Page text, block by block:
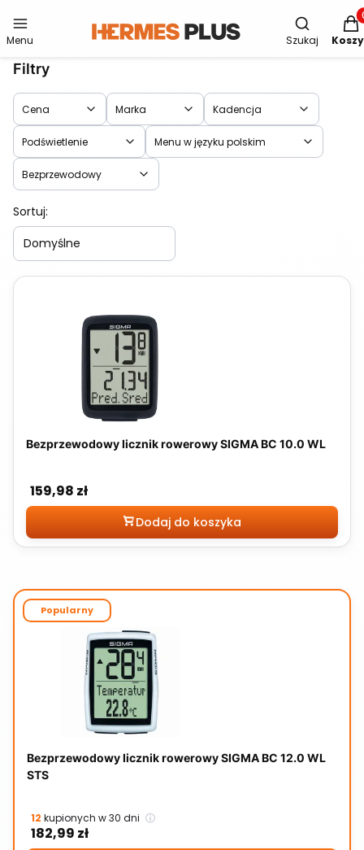
Menu
Otwórz
Szukaj
Filtry
Cena Marka Kadencja
Podświetlenie Menu w języku polskim
Bezprzewodowy
Koniec filtrów
Lista produktów
Sortuj:
Domyślne
Bezprzewodowy licznik rowerowy SIGMA BC 10.0 WL
Cena
159,98 zł
Dodaj do koszyka
Popularny
Bezprzewodowy licznik rowerowy SIGMA BC 12.0 WL
STS
12 kupionych w 30 dni ⓘ
Cena
182,99 zł